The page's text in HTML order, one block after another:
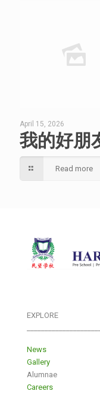
April 15, 2026
我的好朋
Read more
EXPLORE
News
Gallery
Alumnae
Careers